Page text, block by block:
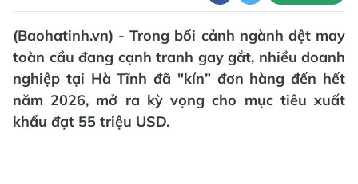
(Baohatinh.vn) - Trong bối cảnh ngành dệt may
toàn cầu đang cạnh tranh gay gắt, nhiều doanh
nghiệp tại Hà Tĩnh đã "kín” đơn hàng đến hết
năm 2026, mở ra kỳ vọng cho mục tiêu xuất
khẩu đạt 55 triệu USD.